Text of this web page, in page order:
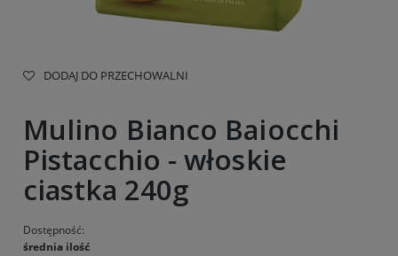
DODAJ DO PRZECHOWALNI
Mulino Bianco Baiocchi
Pistacchio - włoskie
ciastka 240g
Dostępność:
średnia ilość